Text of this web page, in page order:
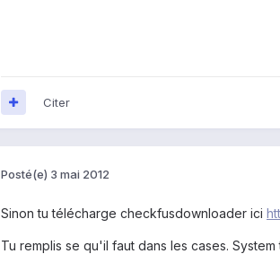
Citer
Posté(e) 3 mai 2012
Sinon tu télécharge checkfusdownloader ici
Tu remplis se qu'il faut dans les cases.